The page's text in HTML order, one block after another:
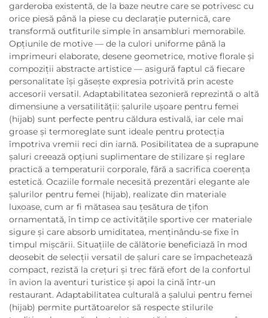
garderoba existentă, de la baze neutre care se potrivesc cu
orice piesă până la piese cu declarație puternică, care
transformă outfiturile simple în ansambluri memorabile.
Opțiunile de motive — de la culori uniforme până la
imprimeuri elaborate, desene geometrice, motive florale și
compoziții abstracte artistice — asigură faptul că fiecare
personalitate își găsește expresia potrivită prin aceste
accesorii versatil. Adaptabilitatea sezonieră reprezintă o altă
dimensiune a versatilității: șalurile ușoare pentru femei
(hijab) sunt perfecte pentru căldura estivală, iar cele mai
groase și termoreglate sunt ideale pentru protecția
împotriva vremii reci din iarnă. Posibilitatea de a suprapune
șaluri creează opțiuni suplimentare de stilizare și reglare
practică a temperaturii corporale, fără a sacrifica coerența
estetică. Ocaziile formale necesită prezentări elegante ale
șalurilor pentru femei (hijab), realizate din materiale
luxoase, cum ar fi mătasea sau țesătura de țifon
ornamentată, în timp ce activitățile sportive cer materiale
sigure și care absorb umiditatea, menținându-se fixe în
timpul mișcării. Situațiile de călătorie beneficiază în mod
deosebit de selecții versatil de șaluri care se împachetează
compact, rezistă la crețuri și trec fără efort de la confortul
în avion la aventuri turistice și apoi la cină într-un
restaurant. Adaptabilitatea culturală a șalului pentru femei
(hijab) permite purtătoarelor să respecte stilurile